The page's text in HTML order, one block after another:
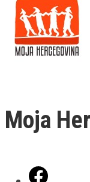
Moja